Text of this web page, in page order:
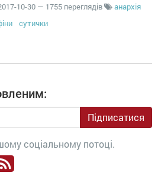
10-30 — 1755 переглядів
анархія
сутички
Підписатися
соціальному потоці.